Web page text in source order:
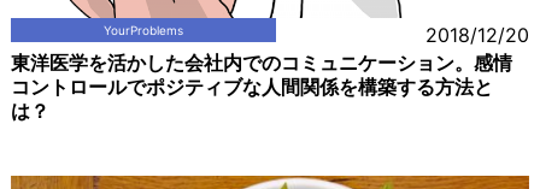
YourProblems 2018/12/20
東洋医学を活かした会社内でのコミュニケーション。感情
コントロールでポジティブな人間関係を構築する方法と
は？